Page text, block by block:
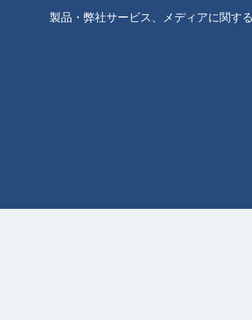
製品・弊社サービス、メディアに関す